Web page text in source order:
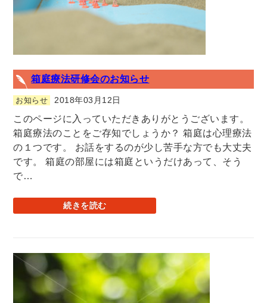
箱庭療法研修会のお知らせ
お知らせ 2018年03月12日
このページに入っていただきありがとうございます。
箱庭療法のことをご存知でしょうか？ 箱庭は心理療法
の１つです。 お話をするのが少し苦手な方でも大丈夫
です。 箱庭の部屋には箱庭というだけあって、そう
で…
続きを読む